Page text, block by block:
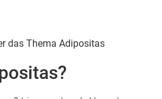
das Thema Adipositas